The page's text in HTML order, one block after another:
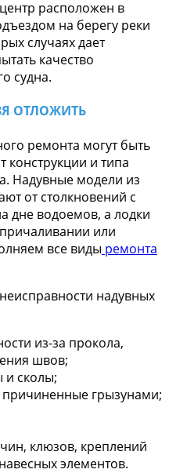
расположен в
на берегу реки
случаях дает
качество
судна.
ОТЛОЖИТЬ
ремонта могут быть
конструкции и типа
Надувные модели из
от столкновений с
дне водоемов, а лодки
или
все виды ремонта
надувных
из-за прокола,
швов;
и сколы;
грызунами;
клюзов, креплений
элементов.